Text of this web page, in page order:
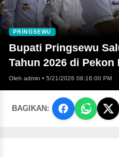
PRINGSEWU
Bupati Pringsewu
Tahun 2026 di Pekon
Oleh admin • 5/21/2026 08:16:00 PM
BAGIKAN: